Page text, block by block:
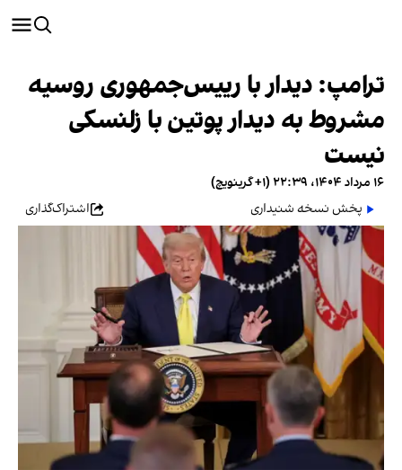
ترامپ: دیدار با رییس‌جمهوری روسیه
مشروط به دیدار پوتین با زلنسکی
نیست
۱۶ مرداد ۱۴۰۴، ۲۲:۳۹ (‎+۱ گرینویچ)
پخش نسخه شنیداری
اشتراک‌گذاری